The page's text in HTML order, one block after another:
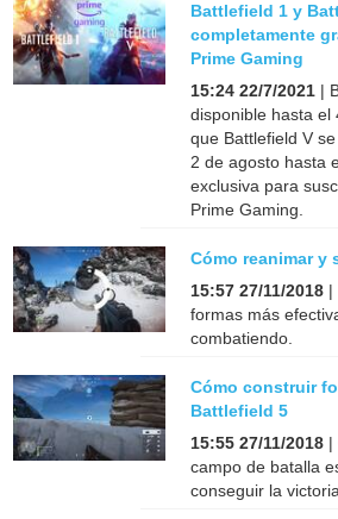
Battlefield 1 y
completamente
Prime Gaming
15:24 22/7/2021 |
disponible hasta el
que Battlefield V
2 de agosto hasta
exclusiva para
Prime Gaming.
Cómo reanimar y
15:57 27/11/2018 |
formas más
combatiendo.
Cómo construir
Battlefield 5
15:55 27/11/2018 |
campo de batalla
conseguir la